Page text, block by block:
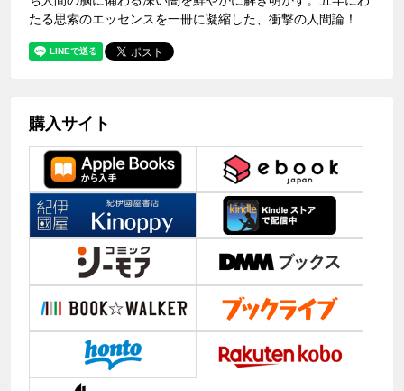
たる思索のエッセンスを一冊に凝縮した、衝撃の人間論！
購入サイト